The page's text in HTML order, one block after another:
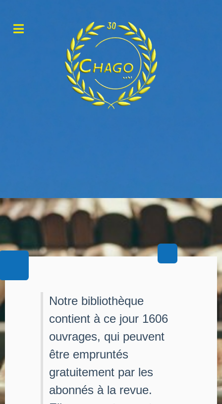
Notre bibliothèque
contient à ce jour 1606
ouvrages, qui peuvent
être empruntés
gratuitement par les
abonnés à la revue.